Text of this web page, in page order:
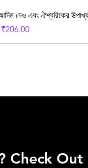
দেও এবং ঐশ্বরিকের
Sale Price
₹206.00
Check Out